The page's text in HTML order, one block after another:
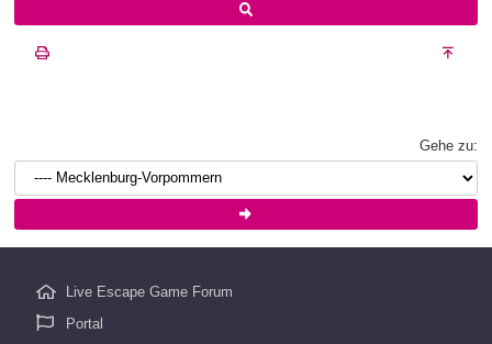
Gehe zu:
Live Escape Game Forum
Portal